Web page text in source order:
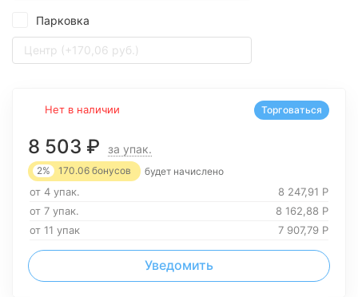
Парковка
Центр (+170,06 руб.)
Нет в наличии
8 503 ₽ за упак.
2% 170.06 бонусов будет начислено
от 4 упак. 8 247,91 Р
от 7 упак.
8 162,88 Р
от 11 упак
7 907,79 Р
Уведомить
Торговаться